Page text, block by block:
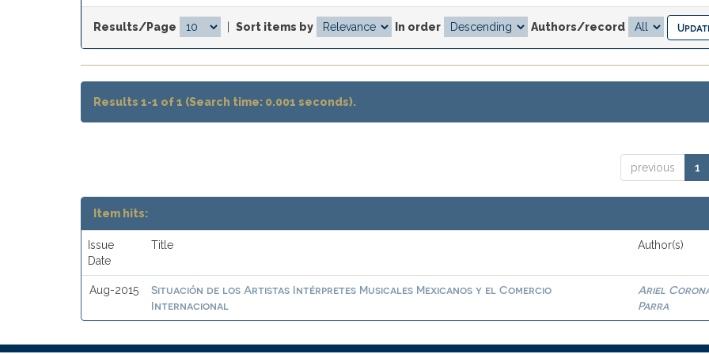
Results/Page Sort items by In order Authors/record
Results 1-1 of 1 (Search time: 0.001 seconds).
previous 1
Item hits:
Issue
Date
Title Author(s)
Aug-2015
Situación de los Artistas Intérpretes Musicales Mexicanos y el Comercio
Internacional
Ariel
Parra